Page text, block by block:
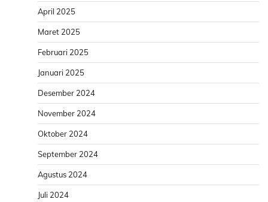
April 2025
Maret 2025
Februari 2025
Januari 2025
Desember 2024
November 2024
Oktober 2024
September 2024
Agustus 2024
Juli 2024